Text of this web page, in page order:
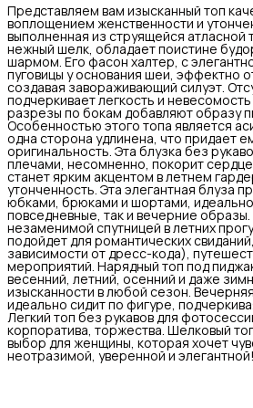
Представляем вам изысканный топ
воплощением женственности и
выполненная из струящейся
нежный шелк, обладает поистине
шармом. Его фасон халтер, с
пуговицы у основания шеи, эффектно
создавая завораживающий силуэт.
подчеркивает легкость и
разрезы по бокам добавляют образу
Особенностью этого топа является
одна сторона удлинена, что придает
оригинальность. Эта блузка без
плечами, несомненно, покорит
станет ярким акцентом в летнем
утонченность. Эта элегантная блуза
юбками, брюками и шортами,
повседневные, так и вечерние
незаменимой спутницей в летних
подойдет для романтических
зависимости от дресс-кода),
мероприятий. Нарядный топ под
весенний, летний, осенний и даже
изысканности в любой сезон.
идеально сидит по фигуре,
Легкий топ без рукавов для
корпоратива, торжества. Шелковый
выбор для женщины, которая хочет
неотразимой, уверенной и элегантной!